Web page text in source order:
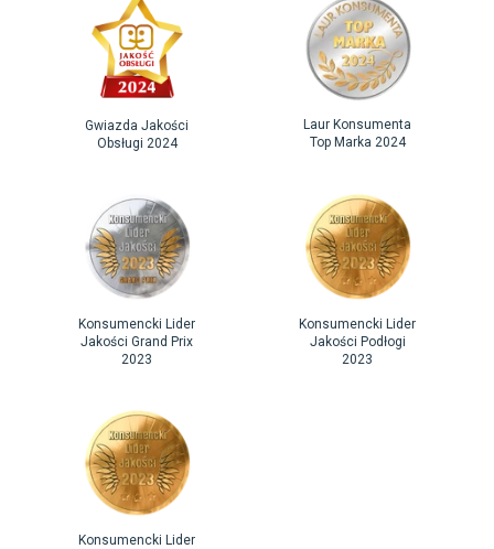
Gwiazda Jakości
Obsługi 2024
Laur Konsumenta
Top Marka 2024
Konsumencki Lider
Jakości Grand Prix
2023
Konsumencki Lider
Jakości Podłogi
2023
Konsumencki Lider